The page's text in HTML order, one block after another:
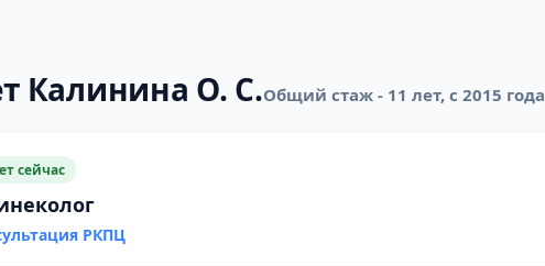
Калинина О. С.Общий стаж - 11 лет, с 2015 года
сейчас
РКПЦ